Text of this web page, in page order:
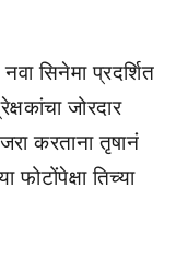
सिनेमा प्रदर्शित
जोरदार
करताना तृषानं
तिच्या